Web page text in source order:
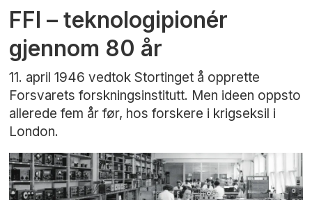
FFI – teknologipionér
gjennom 80 år
11. april 1946 vedtok Stortinget å opprette
Forsvarets forskningsinstitutt. Men ideen oppsto
allerede fem år før, hos forskere i krigseksil i
London.